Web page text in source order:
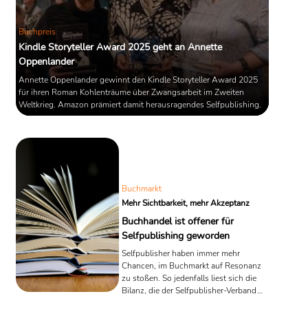
Buchpreis
Kindle Storyteller Award 2025 geht an Annette
Oppenlander
Annette Oppenlander gewinnt den Kindle Storyteller Award 2025
für ihren Roman Kohlenträume über Zwangsarbeit im Zweiten
Weltkrieg. Amazon prämiert damit herausragendes Selfpublishing.
Buchmarkt
Mehr Sichtbarkeit, mehr Akzeptanz
Buchhandel ist offener für
Selfpublishing geworden
Selfpublisher haben immer mehr
Chancen, im Buchmarkt auf Resonanz
zu stoßen. So jedenfalls liest sich die
Bilanz, die der Selfpublisher-Verband